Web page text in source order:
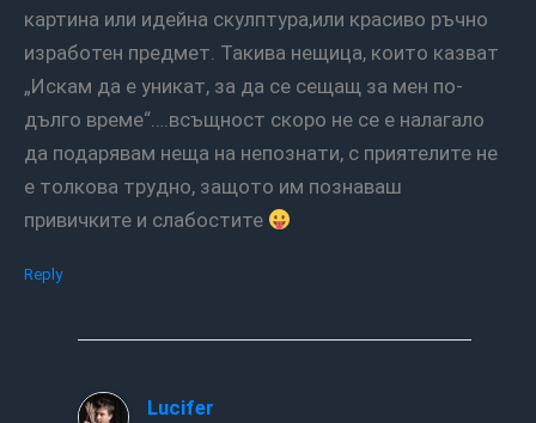
картина или идейна скулптура,или красиво ръчно
изработен предмет. Такива нещица, които казват
„Искам да е уникат, за да се сещащ за мен по-
дълго време“….всъщност скоро не се е налагало
да подарявам неща на непознати, с приятелите не
е толкова трудно, защото им познаваш
привичките и слабостите
Reply
Lucifer